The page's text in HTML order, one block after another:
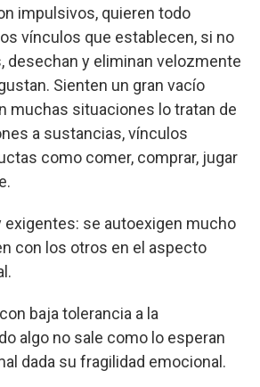
impulsivos, quieren todo
vínculos que establecen, si no
desechan y eliminan velozmente
Sienten un gran vacío
muchas situaciones lo tratan de
a sustancias, vínculos
como comer, comprar, jugar
exigentes: se autoexigen mucho
con los otros en el aspecto
baja tolerancia a la
algo no sale como lo esperan
dada su fragilidad emocional.